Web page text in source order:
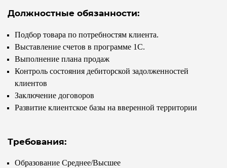
Должностные обязанности:
Подбор товара по потребностям клиента.
Выставление счетов в программе 1С.
Выполнение плана продаж
Контроль состояния дебиторской задолженностей
клиентов
Заключение договоров
Развитие клиентское базы на вверенной территории
Требования:
Образование Среднее/Высшее